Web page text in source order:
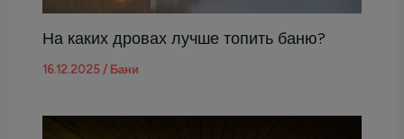
На каких дровах лучше топить баню?
16.12.2025/ Бани